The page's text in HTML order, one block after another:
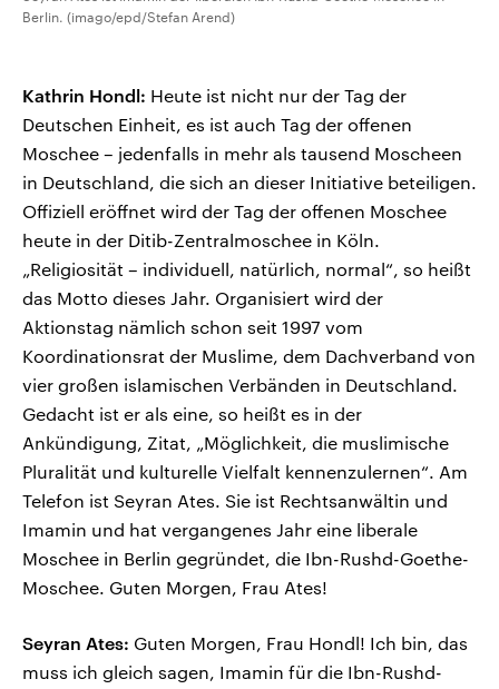
Berlin. (imago/epd/Stefan Arend)
Kathrin Hondl: Heute ist nicht nur der Tag der
Deutschen Einheit, es ist auch Tag der offenen
Moschee – jedenfalls in mehr als tausend Moscheen
in Deutschland, die sich an dieser Initiative beteiligen.
Offiziell eröffnet wird der Tag der offenen Moschee
heute in der Ditib-Zentralmoschee in Köln.
„Religiosität – individuell, natürlich, normal“, so heißt
das Motto dieses Jahr. Organisiert wird der
Aktionstag nämlich schon seit 1997 vom
Koordinationsrat der Muslime, dem Dachverband von
vier großen islamischen Verbänden in Deutschland.
Gedacht ist er als eine, so heißt es in der
Ankündigung, Zitat, „Möglichkeit, die muslimische
Pluralität und kulturelle Vielfalt kennenzulernen“. Am
Telefon ist Seyran Ates. Sie ist Rechtsanwältin und
Imamin und hat vergangenes Jahr eine liberale
Moschee in Berlin gegründet, die Ibn-Rushd-Goethe-
Moschee. Guten Morgen, Frau Ates!
Seyran Ates: Guten Morgen, Frau Hondl! Ich bin, das
muss ich gleich sagen, Imamin für die Ibn-Rushd-